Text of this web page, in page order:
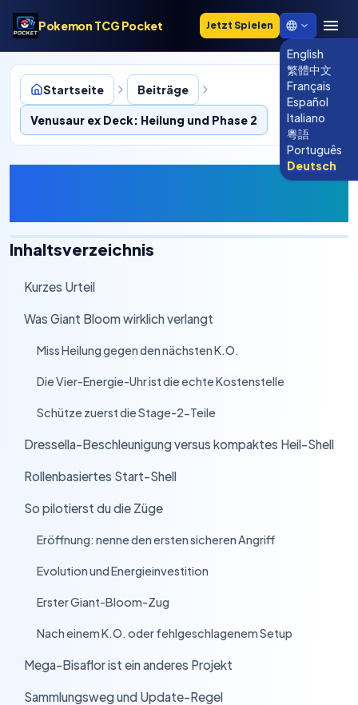
Pokemon TCG Pocket Jetzt Spielen
English
繁體中文
Français
Español
Italiano
粵語
Português
Deutsch
Startseite Beiträge
Venusaur ex Deck: Heilung und Phase 2
Venusaur ex Deck: Heilung
Inhaltsverzeichnis
Kurzes Urteil
Was Giant Bloom wirklich verlangt
Miss Heilung gegen den nächsten K.O.
Die Vier-Energie-Uhr ist die echte Kostenstelle
Schütze zuerst die Stage-2-Teile
Dressella-Beschleunigung versus kompaktes Heil-Shell
Rollenbasiertes Start-Shell
So pilotierst du die Züge
Eröffnung: nenne den ersten sicheren Angriff
Evolution und Energieinvestition
Erster Giant-Bloom-Zug
Nach einem K.O. oder fehlgeschlagenem Setup
Mega-Bisaflor ist ein anderes Projekt
Sammlungsweg und Update-Regel